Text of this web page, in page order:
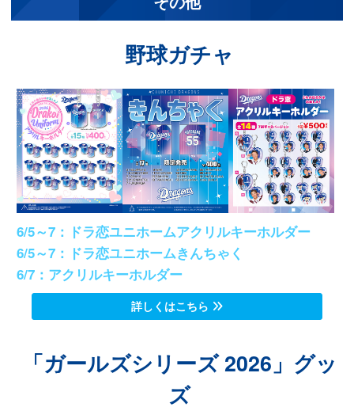
野球ガチャ
6/5～7：ドラ恋ユニホームアクリルキーホルダー
6/5～7：ドラ恋ユニホームきんちゃく
6/7：アクリルキーホルダー
「ガールズシリーズ 2026」グッ
ズ